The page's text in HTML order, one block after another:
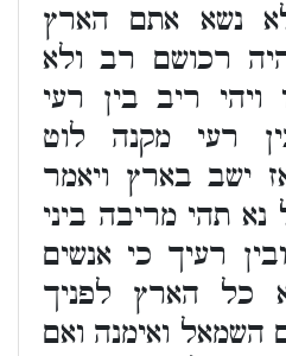
נשא אתם הארץ
רכושם רב ולא
ריב בין רעי
רעי מקנה לוט
ישב בארץ ויאמר
תהי מריבה ביני
רעיך כי אנשים
כל הארץ לפניך
השמאל ואימנה ואם